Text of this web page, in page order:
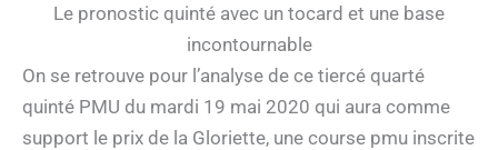
Le pronostic quinté avec un tocard et une base
incontournable
On se retrouve pour l’analyse de ce tiercé quarté
quinté PMU du mardi 19 mai 2020 qui aura comme
support le prix de la Gloriette, une course pmu inscrite